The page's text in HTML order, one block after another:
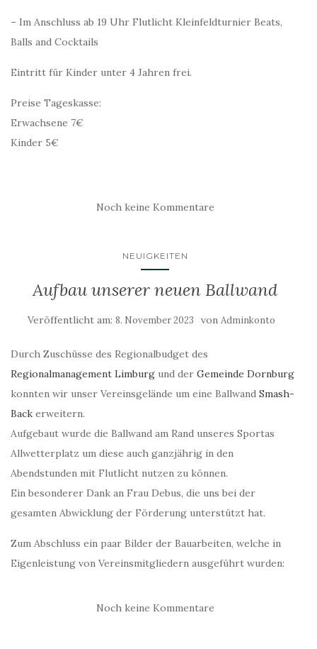
– Im Anschluss ab 19 Uhr Flutlicht Kleinfeldturnier Beats,
Balls and Cocktails
Eintritt für Kinder unter 4 Jahren frei.
Preise Tageskasse:
Erwachsene 7€
Kinder 5€
Noch keine Kommentare
NEUIGKEITEN
Aufbau unserer neuen Ballwand
Veröffentlicht am: 8. November 2023 von Adminkonto
Durch Zuschüsse des Regionalbudget des
Regionalmanagement Limburg und der Gemeinde Dornburg
konnten wir unser Vereinsgelände um eine Ballwand Smash-
Back erweitern.
Aufgebaut wurde die Ballwand am Rand unseres Sportas
Allwetterplatz um diese auch ganzjährig in den
Abendstunden mit Flutlicht nutzen zu können.
Ein besonderer Dank an Frau Debus, die uns bei der
gesamten Abwicklung der Förderung unterstützt hat.
Zum Abschluss ein paar Bilder der Bauarbeiten, welche in
Eigenleistung von Vereinsmitgliedern ausgeführt wurden:
Noch keine Kommentare